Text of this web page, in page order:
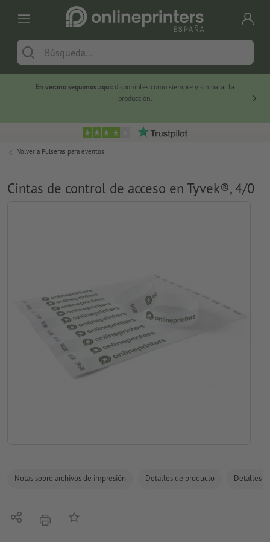
En verano seguimos aquí: disponibles como siempre y sin parar la
producción.
Volver a Pulseras para eventos
Cintas de control de acceso en Tyvek®, 4/0
Notas sobre archivos de impresión Detalles de producto Detalles
CompartirimprimirAñadir a lista de favoritos